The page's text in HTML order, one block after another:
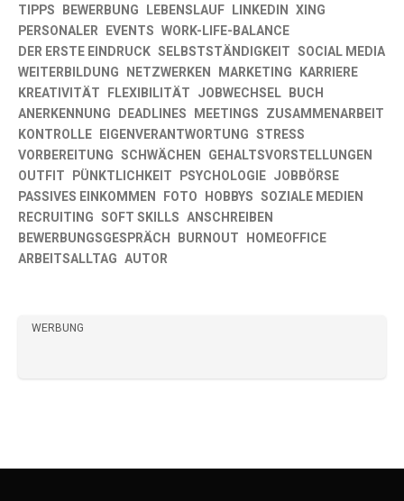
TIPPS BEWERBUNG LEBENSLAUF LINKEDIN XING
PERSONALER EVENTS WORK-LIFE-BALANCE
DER ERSTE EINDRUCK SELBSTSTÄNDIGKEIT SOCIAL MEDIA
WEITERBILDUNG NETZWERKEN MARKETING KARRIERE
KREATIVITÄT FLEXIBILITÄT JOBWECHSEL BUCH
ANERKENNUNG DEADLINES MEETINGS ZUSAMMENARBEIT
KONTROLLE EIGENVERANTWORTUNG STRESS
VORBEREITUNG SCHWÄCHEN GEHALTSVORSTELLUNGEN
OUTFIT PÜNKTLICHKEIT PSYCHOLOGIE JOBBÖRSE
PASSIVES EINKOMMEN FOTO HOBBYS SOZIALE MEDIEN
RECRUITING SOFT SKILLS ANSCHREIBEN
BEWERBUNGSGESPRÄCH BURNOUT HOMEOFFICE
ARBEITSALLTAG AUTOR
WERBUNG